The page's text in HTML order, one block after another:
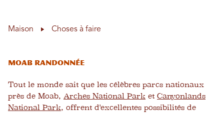
Maison Choses à faire
Moab Randonnée
Tout le monde sait que les célèbres parcs nationaux
près de Moab, Arches National Park et Canyonlands
National Park, offrent d'excellentes possibilités de